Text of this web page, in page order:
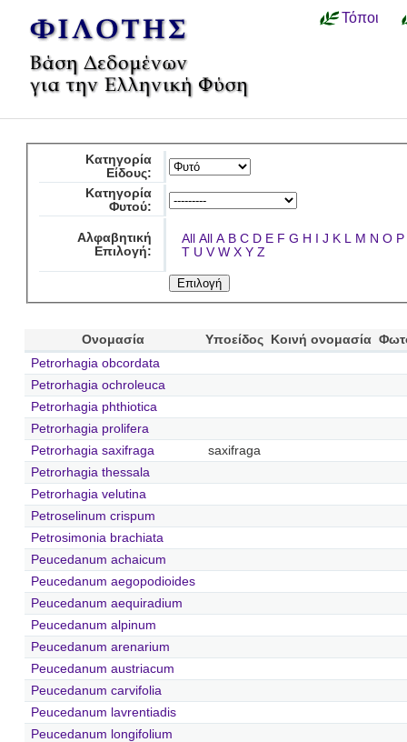
Τόποι
Κατηγορία
Είδους:
Κατηγορία
Φυτού:
Αλφαβητική
Επιλογή:
All All A B C D E F G H I J K L M N O P
T U V W X Y Z
Ονομασία Υποείδος Κοινή ονομασία
Petrorhagia obcordata
Petrorhagia ochroleuca
Petrorhagia phthiotica
Petrorhagia prolifera
Petrorhagia saxifraga
saxifraga
Petrorhagia thessala
Petrorhagia velutina
Petroselinum crispum
Petrosimonia brachiata
Peucedanum achaicum
Peucedanum aegopodioides
Peucedanum aequiradium
Peucedanum alpinum
Peucedanum arenarium
Peucedanum austriacum
Peucedanum carvifolia
Peucedanum lavrentiadis
Peucedanum longifolium